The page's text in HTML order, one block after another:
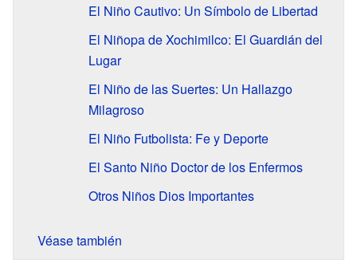
El Niño Cautivo: Un Símbolo de Libertad
El Niñopa de Xochimilco: El Guardián del
Lugar
El Niño de las Suertes: Un Hallazgo
Milagroso
El Niño Futbolista: Fe y Deporte
El Santo Niño Doctor de los Enfermos
Otros Niños Dios Importantes
Véase también